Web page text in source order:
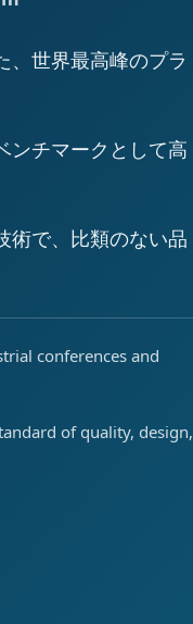
、世界最高峰のプラ
ンチマークとして高
術で、比類のない品
conferences and
of quality, design,